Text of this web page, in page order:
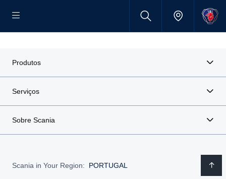
Produtos
Serviços
Sobre Scania
Scania in Your Region: PORTUGAL